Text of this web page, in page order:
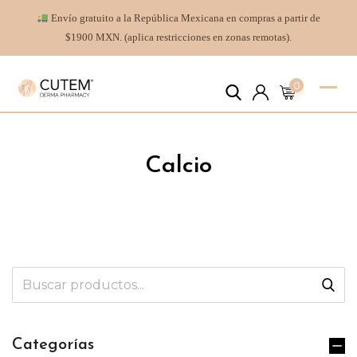
Envío gratuito a la República Mexicana en compras a partir de
$1900 MXN. (aplica restricciones en zonas remotas).
0
Calcio
Categorías